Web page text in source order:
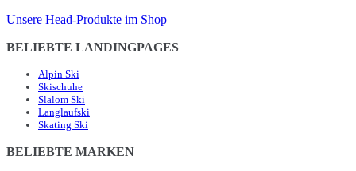
Unsere Head-Produkte im Shop
BELIEBTE LANDINGPAGES
Alpin Ski
Skischuhe
Slalom Ski
Langlaufski
Skating Ski
BELIEBTE MARKEN